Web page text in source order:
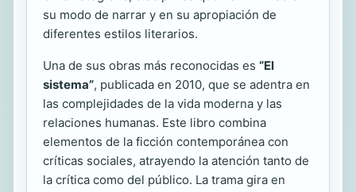
su modo de narrar y en su apropiación de
diferentes estilos literarios.
Una de sus obras más reconocidas es “El
sistema”, publicada en 2010, que se adentra en
las complejidades de la vida moderna y las
relaciones humanas. Este libro combina
elementos de la ficción contemporánea con
críticas sociales, atrayendo la atención tanto de
la crítica como del público. La trama gira en